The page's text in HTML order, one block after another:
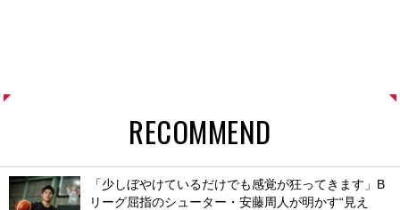
RECOMMEND
「少しぼやけているだけでも感覚が狂ってきます」B
リーグ屈指のシューター・安藤周人が明かす“見え